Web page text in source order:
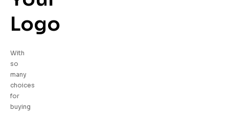
Logo
With
so
many
choices
for
buying